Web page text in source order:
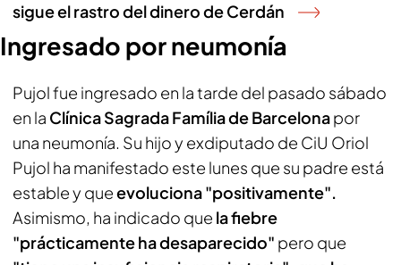
sigue el rastro del dinero de Cerdán
Ingresado por neumonía
Pujol fue ingresado en la tarde del pasado sábado
en la Clínica Sagrada Família de Barcelonapor
una neumonía. Su hijo y exdiputado de CiU Oriol
Pujol ha manifestado este lunes que su padre está
estable y queevoluciona "positivamente".
Asimismo, ha indicado que la fiebre
"prácticamente ha desaparecido" pero que